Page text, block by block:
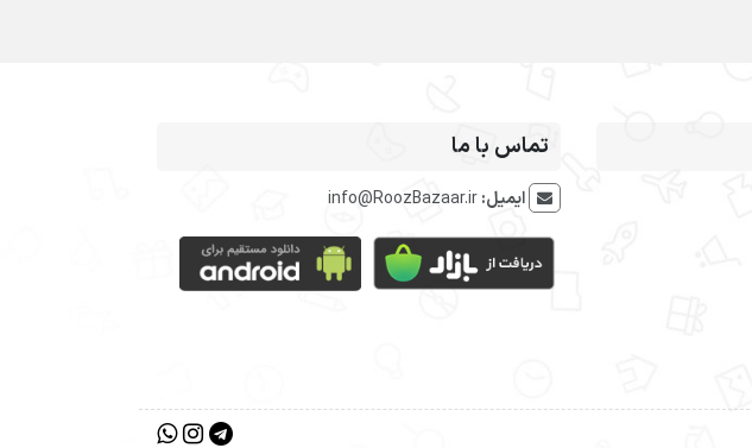
تماس با ما
ایمیل:info@RoozBazaar.ir